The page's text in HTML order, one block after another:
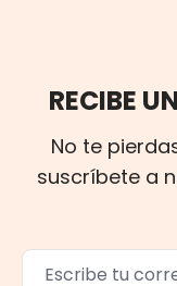
RECIBE
No te
suscríbete a